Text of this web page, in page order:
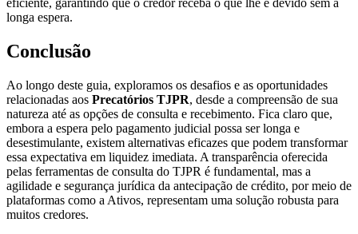
eficiente, garantindo que o credor receba o que lhe é devido sem a
longa espera.
Conclusão
Ao longo deste guia, exploramos os desafios e as oportunidades
relacionadas aos Precatórios TJPR, desde a compreensão de sua
natureza até as opções de consulta e recebimento. Fica claro que,
embora a espera pelo pagamento judicial possa ser longa e
desestimulante, existem alternativas eficazes que podem transformar
essa expectativa em liquidez imediata. A transparência oferecida
pelas ferramentas de consulta do TJPR é fundamental, mas a
agilidade e segurança jurídica da antecipação de crédito, por meio de
plataformas como a Ativos, representam uma solução robusta para
muitos credores.